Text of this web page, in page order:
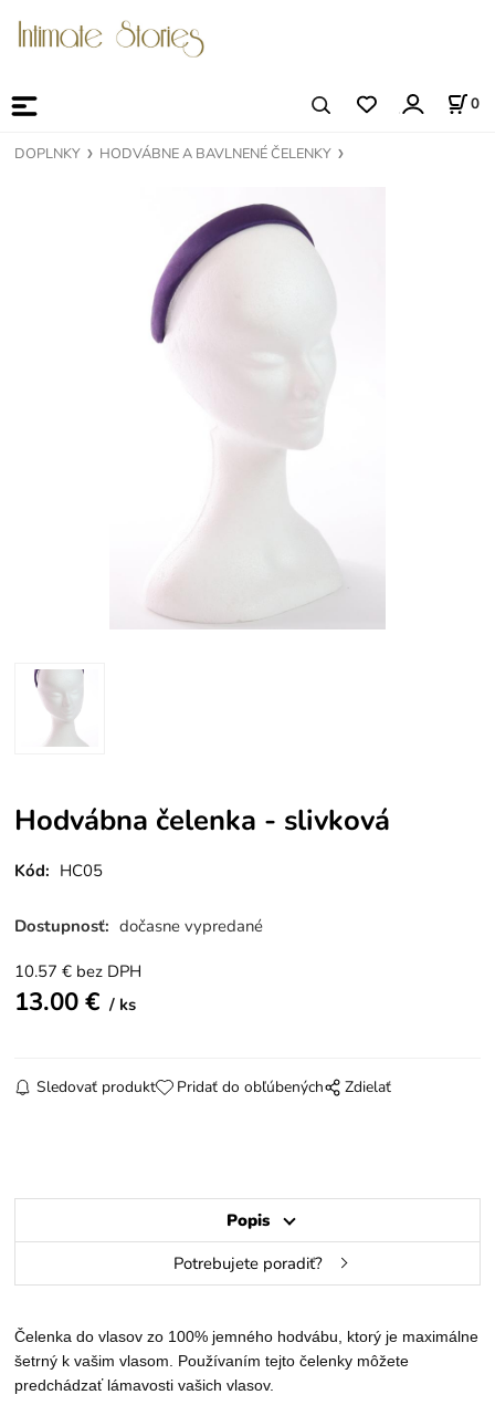
0
DOPLNKY HODVÁBNE A BAVLNENÉ ČELENKY
Hodvábna čelenka - slivková
Kód: HC05
Dostupnosť: dočasne vypredané
10.57 € bez DPH
13.00€ ks
Sledovať produkt Pridať do obľúbených Zdielať
Popis
Potrebujete poradiť?
Čelenka do vlasov zo 100% jemného hodvábu, ktorý je maximálne
šetrný k vašim vlasom. Používaním tejto čelenky môžete
predchádzať lámavosti vašich vlasov.